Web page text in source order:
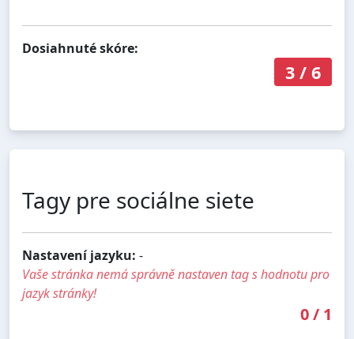
Dosiahnuté skóre:
3/ 6
Tagy pre sociálne siete
Nastavení jazyku: -
Vaše stránka nemá správně nastaven tag s hodnotu pro
jazyk stránky!
0/ 1